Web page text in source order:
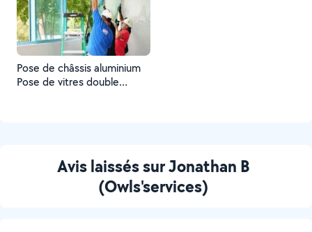
Pose de châssis aluminium
Pose de vitres double
Avis laissés sur Jonathan B
(Owls'services)